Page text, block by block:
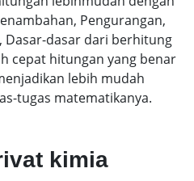
Pengurangan,
Dasar-dasar dari berhitung
cepat hitungan yang benar
lebih mudah
tugas matematikanya.
kimia